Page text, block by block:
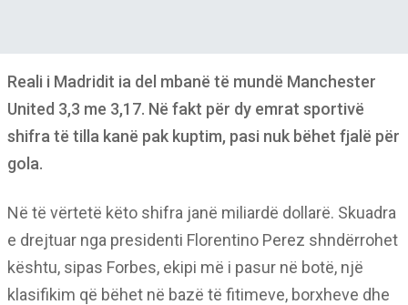
Reali i Madridit ia del mbanë të mundë Manchester
United 3,3 me 3,17. Në fakt për dy emrat sportivë
shifra të tilla kanë pak kuptim, pasi nuk bëhet fjalë për
gola.
Në të vërtetë këto shifra janë miliardë dollarë. Skuadra
e drejtuar nga presidenti Florentino Perez shndërrohet
kështu, sipas Forbes, ekipi më i pasur në botë, një
klasifikim që bëhet në bazë të fitimeve, borxheve dhe